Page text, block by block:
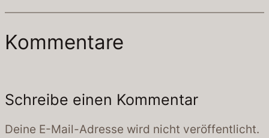
Kommentare
Schreibe einen Kommentar
Deine E-Mail-Adresse wird nicht veröffentlicht.